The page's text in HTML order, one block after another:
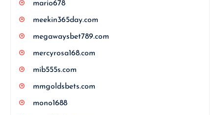
mario678
meekin365day.com
megawaysbet789.com
mercyrosa168.com
mib555s.com
mmgoldsbets.com
mono1688